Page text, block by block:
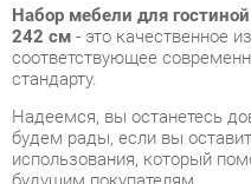
Надеемся, вы останетесь
будем рады, если вы
использования, который
будущим покупателям.
Кроме формы обратной связи
консультацию, фото и
e-mail, телефону в
Telegram и WhatsApp.